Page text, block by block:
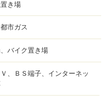
き場
市ガス
バイク置き場
、ＢＳ端子、インターネッ